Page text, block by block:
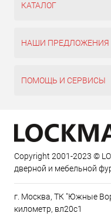
КАТАЛОГ
НАШИ ПРЕДЛОЖЕНИЯ
ПОМОЩЬ И СЕРВИСЫ
Copyright 2001-2023 ©
дверной и мебельной
г. Москва, ТК "Южные
километр, вл20с1